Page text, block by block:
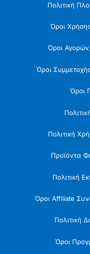
Πολιτική
Όροι Χρήσης
Όροι
Όροι
Όροι
Πολιτική
Προϊόντα
Πολιτική
Όροι Affiliate
Πολιτική
Όροι